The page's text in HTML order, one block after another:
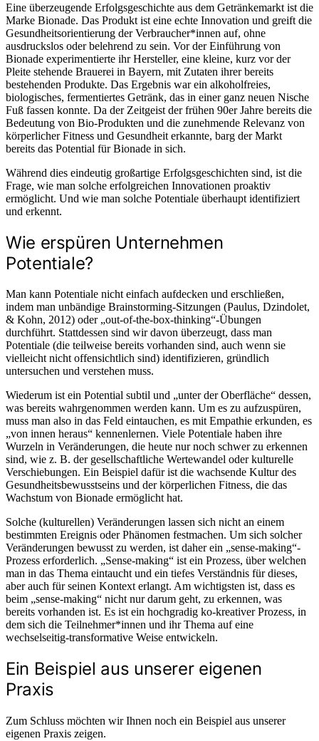
Eine überzeugende Erfolgsgeschichte aus dem Getränkemarkt ist die
Marke Bionade. Das Produkt ist eine echte Innovation und greift die
Gesundheitsorientierung der Verbraucher*innen auf, ohne
ausdruckslos oder belehrend zu sein. Vor der Einführung von
Bionade experimentierte ihr Hersteller, eine kleine, kurz vor der
Pleite stehende Brauerei in Bayern, mit Zutaten ihrer bereits
bestehenden Produkte. Das Ergebnis war ein alkoholfreies,
biologisches, fermentiertes Getränk, das in einer ganz neuen Nische
Fuß fassen konnte. Da der Zeitgeist der frühen 90er Jahre bereits die
Bedeutung von Bio-Produkten und die zunehmende Relevanz von
körperlicher Fitness und Gesundheit erkannte, barg der Markt
bereits das Potential für Bionade in sich.
Während dies eindeutig großartige Erfolgsgeschichten sind, ist die
Frage, wie man solche erfolgreichen Innovationen proaktiv
ermöglicht. Und wie man solche Potentiale überhaupt identifiziert
und erkennt.
Wie erspüren Unternehmen
Potentiale?
Man kann Potentiale nicht einfach aufdecken und erschließen,
indem man unbändige Brainstorming-Sitzungen (Paulus, Dzindolet,
& Kohn, 2012) oder „out-of-the-box-thinking“-Übungen
durchführt. Stattdessen sind wir davon überzeugt, dass man
Potentiale (die teilweise bereits vorhanden sind, auch wenn sie
vielleicht nicht offensichtlich sind) identifizieren, gründlich
untersuchen und verstehen muss.
Wiederum ist ein Potential subtil und „unter der Oberfläche“ dessen,
was bereits wahrgenommen werden kann. Um es zu aufzuspüren,
muss man also in das Feld eintauchen, es mit Empathie erkunden, es
„von innen heraus“ kennenlernen. Viele Potentiale haben ihre
Wurzeln in Veränderungen, die heute nur noch schwer zu erkennen
sind, wie z. B. der gesellschaftliche Wertewandel oder kulturelle
Verschiebungen. Ein Beispiel dafür ist die wachsende Kultur des
Gesundheitsbewusstseins und der körperlichen Fitness, die das
Wachstum von Bionade ermöglicht hat.
Solche (kulturellen) Veränderungen lassen sich nicht an einem
bestimmten Ereignis oder Phänomen festmachen. Um sich solcher
Veränderungen bewusst zu werden, ist daher ein „sense-making“-
Prozess erforderlich. „Sense-making“ ist ein Prozess, über welchen
man in das Thema eintaucht und ein tiefes Verständnis für dieses,
aber auch für seinen Kontext erlangt. Am wichtigsten ist, dass es
beim „sense-making“ nicht nur darum geht, zu erkennen, was
bereits vorhanden ist. Es ist ein hochgradig ko-kreativer Prozess, in
dem sich die Teilnehmer*innen und ihr Thema auf eine
wechselseitig-transformative Weise entwickeln.
Ein Beispiel aus unserer eigenen
Praxis
Zum Schluss möchten wir Ihnen noch ein Beispiel aus unserer
eigenen Praxis zeigen.